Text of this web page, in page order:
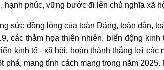
hạnh phúc, vững bước đi lên chủ nghĩa xã
sức đồng lòng của toàn Đảng, toàn dân,
các thảm họa thiên nhiên, biến động kinh
kinh tế - xã hội, hoàn thành thắng lợi các
mang tính cách mạng trong năm